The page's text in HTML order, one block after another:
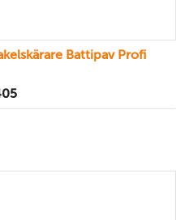
Battipav Profi